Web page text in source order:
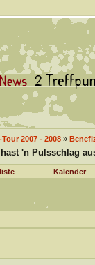
2007 - 2008»
'n Pulsschlag
Kalender